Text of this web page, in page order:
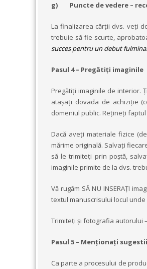
g) Puncte de vedere –
La finalizarea cărții dvs. veți
trebuie să fie scurte,
succes pentru un debut
Pasul 4 – Pregătiți imaginile
Pregătiți imaginile de interior.
atașați dovada de achiziție
domeniul public. Rețineți
Dacă aveți materiale fizice
mărime originală. Salvați
să le trimiteți prin poștă,
imaginile primite de la dvs.
Vă rugăm SĂ NU INSERAȚI
textul manuscrisului locul
Trimiteţi şi fotografia autorului
Pasul 5 – Menționați
Ca parte a procesului de